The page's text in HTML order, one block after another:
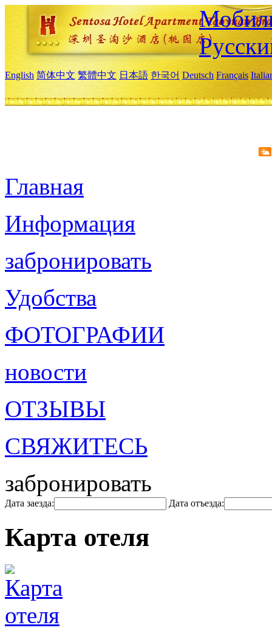
English 简体中文 繁體中文 日本語 한국어 Deutsch Français
Главная
Информация
забронировать
Удобства
ФОТОГРАФИИ
новости
ОТЗЫВЫ
СВЯЖИТЕСЬ
забронировать
Дата заезда: Дата отъезда:
Карта отеля